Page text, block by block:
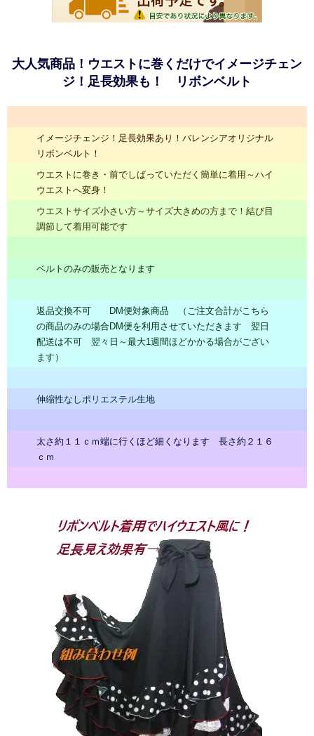
大人気商品！ウエストに巻くだけでイメージチェン
ジ！足長効果も！ リボンベルト
イメージチェンジ！足長効果あり！バレンシアオリジナル
リボンベルト！
ウエストに巻き・前でしばっていただく簡単に着用～ハイ
ウエストへ変身！
ウエストサイズ小さい方～サイズ大きめの方まで！結び目
調節して着用可能です
ベルトのみの販売となります
返品交換不可 DM便対象商品 （ご注文合計がこちら
の商品のみの場合DM便を利用させていただきます 翌日
配送は不可 翌々日～最大1週間ほどかかる場合がござい
ます）
伸縮性なしポリエステル生地
太さ約１１ｃｍ端に行くほど細くなります 長さ約２１６
ｃｍ